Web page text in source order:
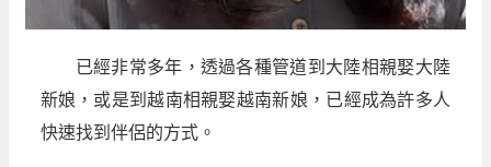
已經非常多年，透過各種管道到大陸相親娶大陸
新娘，或是到越南相親娶越南新娘，已經成為許多人
快速找到伴侶的方式。